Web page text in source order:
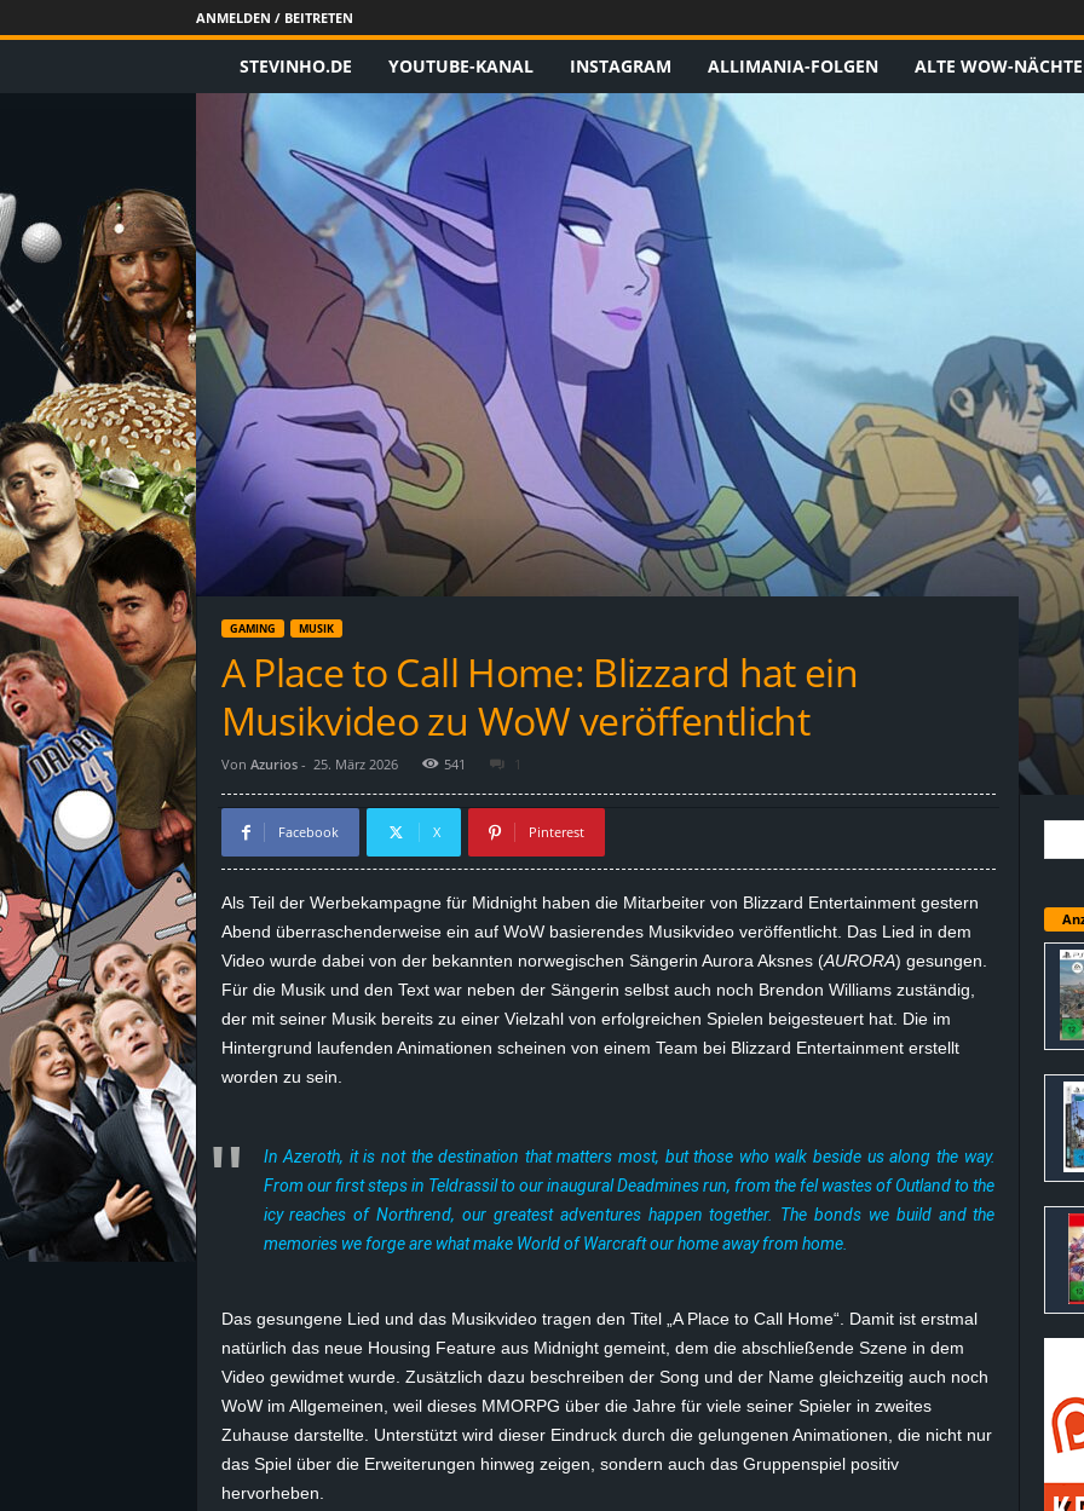
ANMELDEN / BEITRETEN
i
n
o
E
i
n
s
g
e
h
n
t
STEVINHO.DE YOUTUBE-KANAL INSTAGRAM ALLIMANIA-FOLGEN ALTE WOW-NÄCHTE
GAMING MUSIK
A Place to Call Home: Blizzard hat ein
Musikvideo zu WoW veröffentlicht
Von Azurios- 25. März 2026 541 1
Facebook X Pinterest
Als Teil der Werbekampagne für Midnight haben die Mitarbeiter von Blizzard Entertainment gestern
Abend überraschenderweise ein auf WoW basierendes Musikvideo veröffentlicht. Das Lied in dem
Video wurde dabei von der bekannten norwegischen Sängerin Aurora Aksnes (AURORA) gesungen.
Für die Musik und den Text war neben der Sängerin selbst auch noch Brendon Williams zuständig,
der mit seiner Musik bereits zu einer Vielzahl von erfolgreichen Spielen beigesteuert hat. Die im
Hintergrund laufenden Animationen scheinen von einem Team bei Blizzard Entertainment erstellt
worden zu sein.
In Azeroth, it is not the destination that matters most, but those who walk beside us along the way.
From our first steps in Teldrassil to our inaugural Deadmines run, from the fel wastes of Outland to the
icy reaches of Northrend, our greatest adventures happen together. The bonds we build and the
memories we forge are what make World of Warcraft our home away from home.
Das gesungene Lied und das Musikvideo tragen den Titel „A Place to Call Home“. Damit ist erstmal
natürlich das neue Housing Feature aus Midnight gemeint, dem die abschließende Szene in dem
Video gewidmet wurde. Zusätzlich dazu beschreiben der Song und der Name gleichzeitig auch noch
WoW im Allgemeinen, weil dieses MMORPG über die Jahre für viele seiner Spieler in zweites
Zuhause darstellte. Unterstützt wird dieser Eindruck durch die gelungenen Animationen, die nicht nur
das Spiel über die Erweiterungen hinweg zeigen, sondern auch das Gruppenspiel positiv
hervorheben.